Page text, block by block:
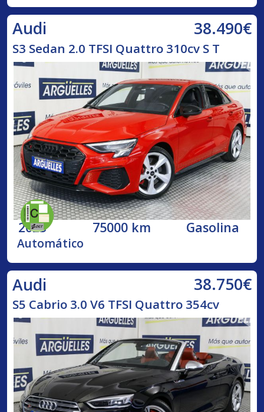
Audi 38.490€
S3 Sedan 2.0 TFSI Quattro 310cv S T
2023 75000 km Gasolina
Automático
Audi 38.750€
S5 Cabrio 3.0 V6 TFSI Quattro 354cv